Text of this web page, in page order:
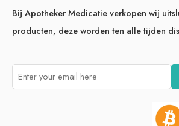
Bij Apotheker Medicatie verkopen wij
producten, deze worden ten alle tijden